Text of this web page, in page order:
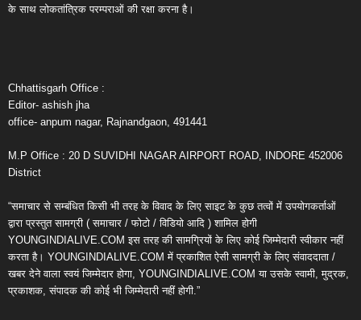
के साथ लोकतांत्रिक परम्पराओं की रक्षा करना है।
Chhattisgarh Office :
Editor- ashish jha
office- anpum nagar, Rajnandgaon, 491441
M.P Office : 20 D SUVIDHI NAGAR AIRPORT ROAD, INDORE 452006
District
“समाचार से सम्बंधित किसी भी तरह के विवाद के लिए साइट के कुछ तत्वों में उपयोगकर्ताओं
द्वारा प्रस्तुत सामग्री ( समाचार / फोटो / विडियो आदि ) शामिल होगी
YOUNGINDIALIVE.COM इस तरह की सामग्रियों के लिए कोई जिम्मेदारी स्वीकार नहीं
करता है। YOUNGINDIALIVE.COM में प्रकाशित ऐसी सामग्री के लिए संवाददाता /
खबर देने वाला स्वयं जिम्मेदार होगा, YOUNGINDIALIVE.COM या उसके स्वामी, मुद्रक,
प्रकाशक, संपादक की कोई भी जिम्मेदारी नहीं होगी.”